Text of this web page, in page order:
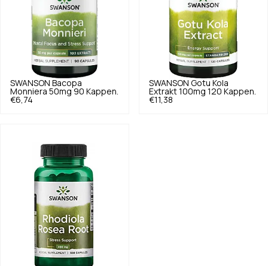
SWANSON Bacopa
Monniera 50mg 90 Kappen.
€6,74
SWANSON Gotu Kola
Extrakt 100mg 120 Kappen.
€11,38